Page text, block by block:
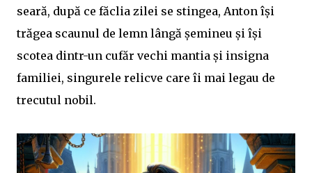
seară, după ce făclia zilei se stingea, Anton își
trăgea scaunul de lemn lângă șemineu și își
scotea dintr-un cufăr vechi mantia și insigna
familiei, singurele relicve care îi mai legau de
trecutul nobil.